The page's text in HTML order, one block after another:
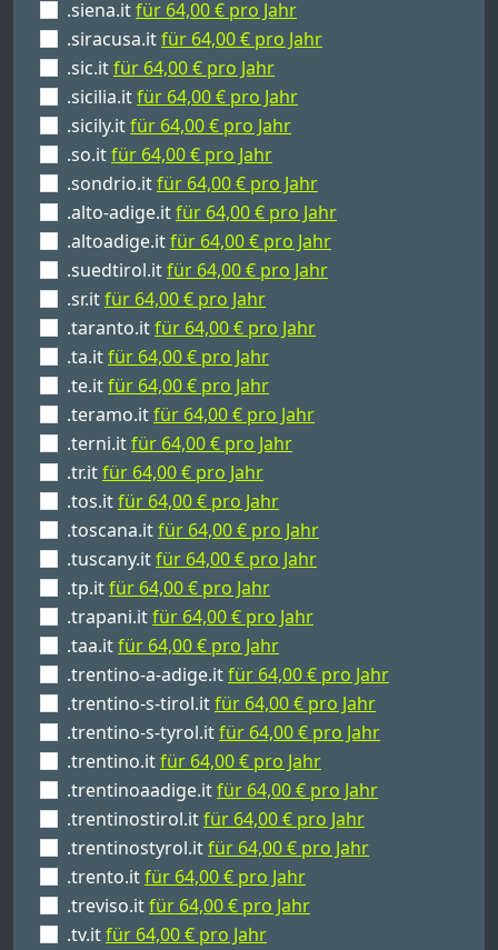
.siena.itfür 64,00 € pro Jahr
.siracusa.itfür 64,00 € pro Jahr
.sic.itfür 64,00 € pro Jahr
.sicilia.itfür 64,00 € pro Jahr
.sicily.itfür 64,00 € pro Jahr
.so.itfür 64,00 € pro Jahr
.sondrio.itfür 64,00 € pro Jahr
.alto-adige.itfür 64,00 € pro Jahr
.altoadige.itfür 64,00 € pro Jahr
.suedtirol.itfür 64,00 € pro Jahr
.sr.itfür 64,00 € pro Jahr
.taranto.itfür 64,00 € pro Jahr
.ta.itfür 64,00 € pro Jahr
.te.itfür 64,00 € pro Jahr
.teramo.itfür 64,00 € pro Jahr
.terni.itfür 64,00 € pro Jahr
.tr.itfür 64,00 € pro Jahr
.tos.itfür 64,00 € pro Jahr
.toscana.itfür 64,00 € pro Jahr
.tuscany.itfür 64,00 € pro Jahr
.tp.itfür 64,00 € pro Jahr
.trapani.itfür 64,00 € pro Jahr
.taa.itfür 64,00 € pro Jahr
.trentino-a-adige.itfür 64,00 € pro Jahr
.trentino-s-tirol.itfür 64,00 € pro Jahr
.trentino-s-tyrol.itfür 64,00 € pro Jahr
.trentino.itfür 64,00 € pro Jahr
.trentinoaadige.itfür 64,00 € pro Jahr
.trentinostirol.itfür 64,00 € pro Jahr
.trentinostyrol.itfür 64,00 € pro Jahr
.trento.itfür 64,00 € pro Jahr
.treviso.itfür 64,00 € pro Jahr
.tv.itfür 64,00 € pro Jahr